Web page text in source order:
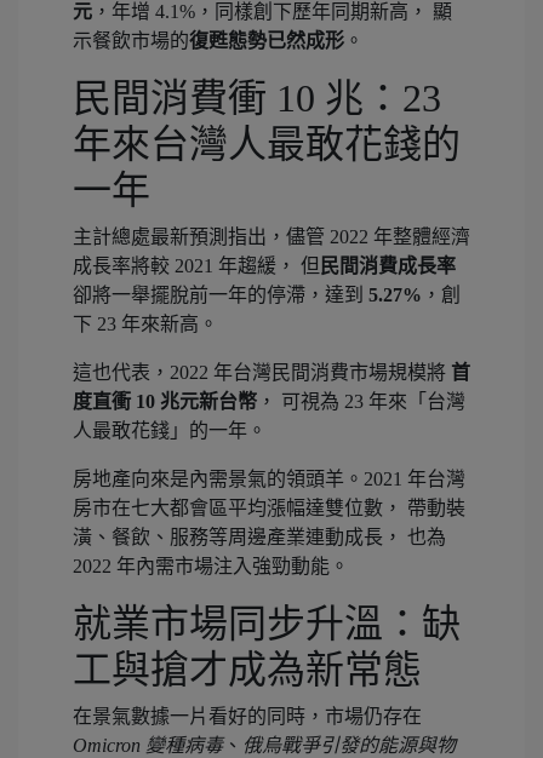
元 ，年增 4.1%，同樣創下歷年同期新高， 顯
示餐飲市場的復甦態勢已然成形 。
民間消費衝 10 兆：23
年來台灣人最敢花錢的
一年
主計總處最新預測指出，儘管 2022 年整體經濟
成長率將較 2021 年趨緩， 但 民間消費成長率
卻將一舉擺脫前一年的停滯，達到 5.27% ，創
下 23 年來新高。
這也代表，2022 年台灣民間消費市場規模將 首
度直衝 10 兆元新台幣 ， 可視為 23 年來「台灣
人最敢花錢」的一年。
房地產向來是內需景氣的領頭羊。2021 年台灣
房市在七大都會區平均漲幅達雙位數， 帶動裝
潢、餐飲、服務等周邊產業連動成長， 也為
2022 年內需市場注入強勁動能。
就業市場同步升溫：缺
工與搶才成為新常態
在景氣數據一片看好的同時，市場仍存在
Omicron 變種病毒、 俄烏戰爭引發的能源與物